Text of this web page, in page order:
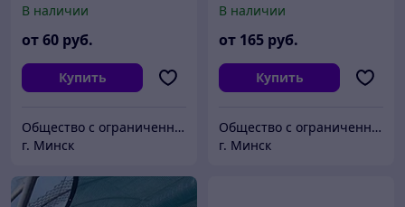
В наличии
от60 руб.
Купить
Общество с ограниченной ответственностью «Жилтехтрейд»
г. Минск
В наличии
от 165 руб.
Купить
Общество с ограниченной ответственностью «Жилтехтрейд»
г. Минск